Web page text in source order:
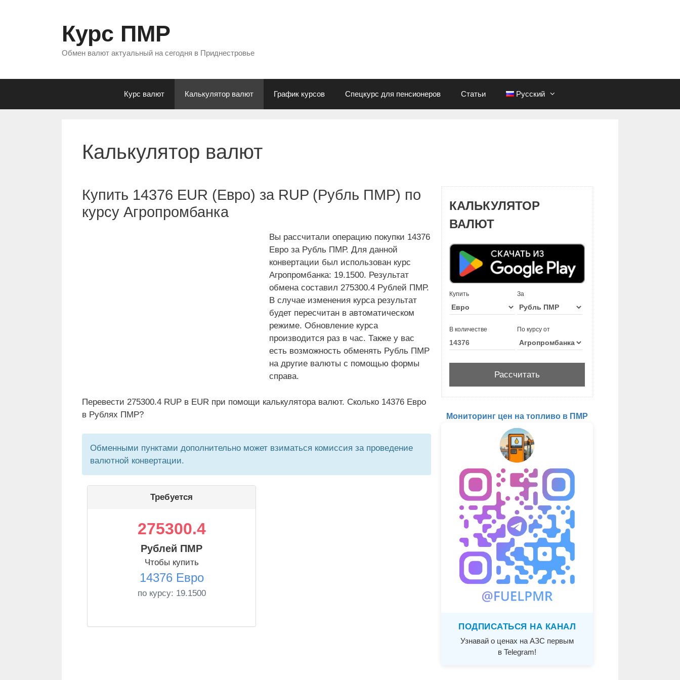
Курс ПМР
Обмен валют актуальный на сегодня в Приднестровье
Курс валют Калькулятор валют График курсов Спецкурс для пенсионеров Статьи Русский
Калькулятор валют
Купить 14376 EUR (Евро) за RUP (Рубль ПМР) по
курсу Агропромбанка
Вы рассчитали операцию покупки 14376
Евро за Рубль ПМР. Для данной
конвертации был использован курс
Агропромбанка: 19.1500. Результат
обмена составил 275300.4 Рублей ПМР.
В случае изменения курса результат
будет пересчитан в автоматическом
режиме. Обновление курса
производится раз в час. Также у вас
есть возможность обменять Рубль ПМР
на другие валюты с помощью формы
справа.
Перевести 275300.4 RUP в EUR при помощи калькулятора валют. Сколько 14376 Евро
в Рублях ПМР?
Обменными пунктами дополнительно может взиматься комиссия за проведение
валютной конвертации.
Требуется
275300.4
Рублей ПМР
Чтобы купить
14376 Евро
по курсу: 19.1500
КАЛЬКУЛЯТОР
ВАЛЮТ
Купить За
В количестве По курсу от
Мониторинг цен на топливо в ПМР
ПОДПИСАТЬСЯ НА КАНАЛ
Узнавай о ценах на АЗС первым
в Telegram!